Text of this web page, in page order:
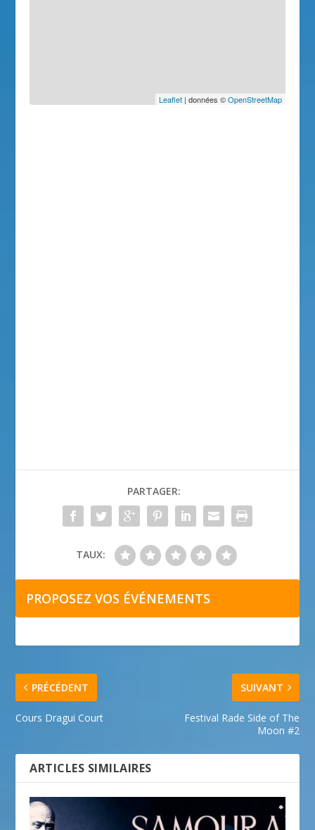
Leaflet| données ©OpenStreetMap
PARTAGER:
TAUX:
PROPOSEZ VOS ÉVÉNEMENTS
PRÉCÉDENT
Cours Dragui Court
SUIVANT
Festival Rade Side of The
Moon #2
ARTICLES SIMILAIRES